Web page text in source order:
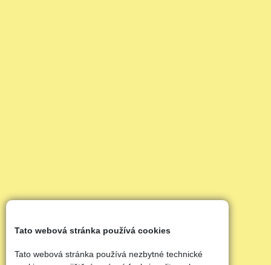
Tato webová stránka používá cookies
Tato webová stránka používá nezbytné technické